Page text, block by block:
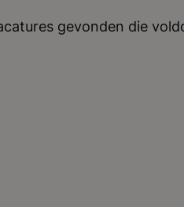
gevonden die